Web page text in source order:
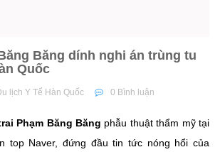
Băng dính nghi án trùng tu
Quốc
lịch Y Tế Hàn Quốc 0 Bình luận
Phạm Băng Băng phẫu thuật thẩm mỹ tại
top Naver, đứng đầu tin tức nóng hổi của